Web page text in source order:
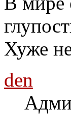
Хуже
den